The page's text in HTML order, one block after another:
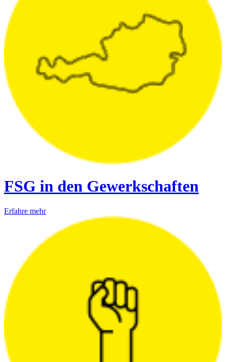
FSG in den Gewerkschaften
Erfahre mehr